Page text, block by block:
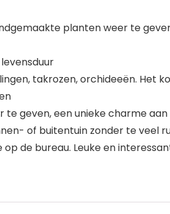
planten weer te
takrozen, orchideeën. Het
geven, een unieke charme
of buitentuin zonder te veel
de bureau. Leuke en